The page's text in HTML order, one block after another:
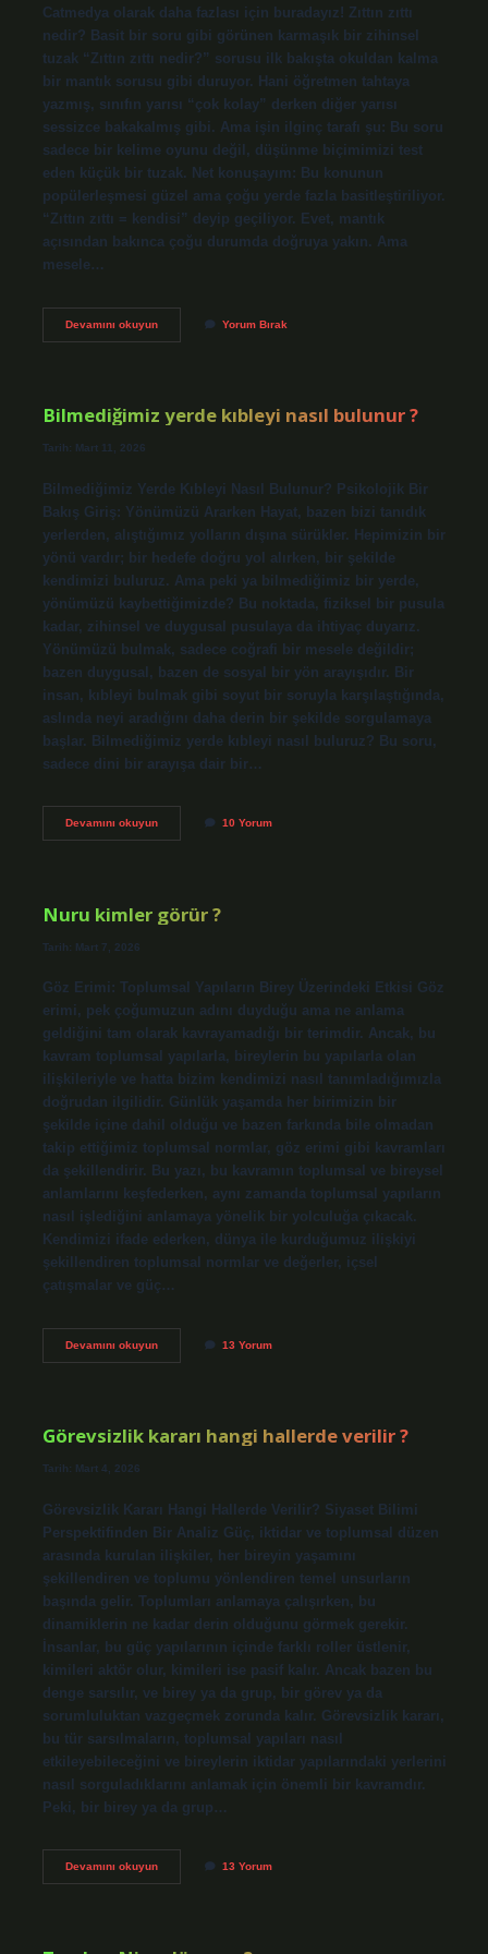
Catmedya olarak daha fazlası için buradayız! Zıttın zıttı
nedir? Basit bir soru gibi görünen karmaşık bir zihinsel
tuzak “Zıttın zıttı nedir?” sorusu ilk bakışta okuldan kalma
bir mantık sorusu gibi duruyor. Hani öğretmen tahtaya
yazmış, sınıfın yarısı “çok kolay” derken diğer yarısı
sessizce bakakalmış gibi. Ama işin ilginç tarafı şu: Bu soru
sadece bir kelime oyunu değil, düşünme biçimimizi test
eden küçük bir tuzak. Net konuşayım: Bu konunun
popülerleşmesi güzel ama çoğu yerde fazla basitleştiriliyor.
“Zıttın zıttı = kendisi” deyip geçiliyor. Evet, mantık
açısından bakınca çoğu durumda doğruya yakın. Ama
mesele…
Devamını okuyunZıttın
Yorum Bırak
Bilmediğimiz yerde kıbleyi nasıl bulunur ?
Tarih: Mart 11, 2026
Bilmediğimiz Yerde Kıbleyi Nasıl Bulunur? Psikolojik Bir
Bakış Giriş: Yönümüzü Ararken Hayat, bazen bizi tanıdık
yerlerden, alıştığımız yolların dışına sürükler. Hepimizin bir
yönü vardır; bir hedefe doğru yol alırken, bir şekilde
kendimizi buluruz. Ama peki ya bilmediğimiz bir yerde,
yönümüzü kaybettiğimizde? Bu noktada, fiziksel bir pusula
kadar, zihinsel ve duygusal pusulaya da ihtiyaç duyarız.
Yönümüzü bulmak, sadece coğrafi bir mesele değildir;
bazen duygusal, bazen de sosyal bir yön arayışıdır. Bir
insan, kıbleyi bulmak gibi soyut bir soruyla karşılaştığında,
aslında neyi aradığını daha derin bir şekilde sorgulamaya
başlar. Bilmediğimiz yerde kıbleyi nasıl buluruz? Bu soru,
sadece dini bir arayışa dair bir…
Devamını okuyunBilmediğimiz
yerde
10 Yorum
Nuru kimler görür ?
Tarih: Mart 7, 2026
Göz Erimi: Toplumsal Yapıların Birey Üzerindeki Etkisi Göz
erimi, pek çoğumuzun adını duyduğu ama ne anlama
geldiğini tam olarak kavrayamadığı bir terimdir. Ancak, bu
kavram toplumsal yapılarla, bireylerin bu yapılarla olan
ilişkileriyle ve hatta bizim kendimizi nasıl tanımladığımızla
doğrudan ilgilidir. Günlük yaşamda her birimizin bir
şekilde içine dahil olduğu ve bazen farkında bile olmadan
takip ettiğimiz toplumsal normlar, göz erimi gibi kavramları
da şekillendirir. Bu yazı, bu kavramın toplumsal ve bireysel
anlamlarını keşfederken, aynı zamanda toplumsal yapıların
nasıl işlediğini anlamaya yönelik bir yolculuğa çıkacak.
Kendimizi ifade ederken, dünya ile kurduğumuz ilişkiyi
şekillendiren toplumsal normlar ve değerler, içsel
çatışmalar ve güç…
Devamını okuyunNuru
13 Yorum
Görevsizlik kararı hangi hallerde verilir ?
Tarih: Mart 4, 2026
Görevsizlik Kararı Hangi Hallerde Verilir? Siyaset Bilimi
Perspektifinden Bir Analiz Güç, iktidar ve toplumsal düzen
arasında kurulan ilişkiler, her bireyin yaşamını
şekillendiren ve toplumu yönlendiren temel unsurların
başında gelir. Toplumları anlamaya çalışırken, bu
dinamiklerin ne kadar derin olduğunu görmek gerekir.
İnsanlar, bu güç yapılarının içinde farklı roller üstlenir,
kimileri aktör olur, kimileri ise pasif kalır. Ancak bazen bu
denge sarsılır, ve birey ya da grup, bir görev ya da
sorumluluktan vazgeçmek zorunda kalır. Görevsizlik kararı,
bu tür sarsılmaların, toplumsal yapıları nasıl
etkileyebileceğini ve bireylerin iktidar yapılarındaki yerlerini
nasıl sorguladıklarını anlamak için önemli bir kavramdır.
Peki, bir birey ya da grup…
Devamını okuyunGörevsizlik
kararı
13 Yorum